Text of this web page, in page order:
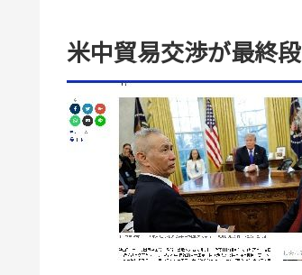
米中貿易交渉が最終